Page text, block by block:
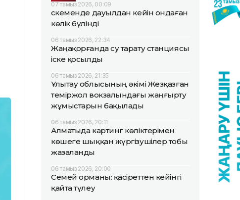
07 тамыз 2026, 00:09
Өскеменде дауылдан кейін ондаған
көлік бүлінді
06 тамыз 2026, 22:34
Жаңақорғанда су тарату станциясы
іске қосылды
06 тамыз 2026, 21:35
Ұлытау облысының әкімі Жезқазған
теміржол вокзалындағы жаңғырту
жұмыстарын бақылады
06 тамыз 2026, 20:11
Алматыда картинг көліктерімен
көшеге шыққан жүргізушілер тобы
жазаланды
06 тамыз 2026, 20:00
Семей орманы: қасіреттен кейінгі
қайта түлеу